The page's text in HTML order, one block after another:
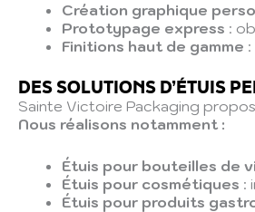
Création graphique
Prototypage express :
Finitions haut de gamme
DES SOLUTIONS D’ÉTUIS
Sainte Victoire Packaging
Nous réalisons notamment :
Étuis pour bouteilles de
Étuis pour cosmétiques :
Étuis pour produits